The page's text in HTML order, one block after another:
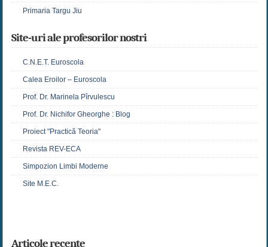
Primaria Targu Jiu
Site-uri ale profesorilor nostri
C.N.E.T. Euroscola
Calea Eroilor – Euroscola
Prof. Dr. Marinela Pîrvulescu
Prof. Dr. Nichifor Gheorghe : Blog
Proiect "Practică Teoria"
Revista REV-ECA
Simpozion Limbi Moderne
Site M.E.C.
Articole recente